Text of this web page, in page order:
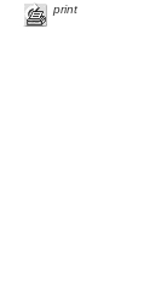
print